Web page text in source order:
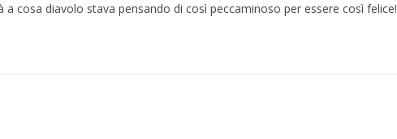
a cosa diavolo stava pensando di così peccaminoso per essere così felice!